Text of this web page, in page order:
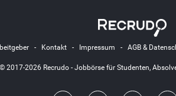
- Kontakt- Impressum - AGB &
© 2017-2026 Recrudo - Jobbörse für Studenten,